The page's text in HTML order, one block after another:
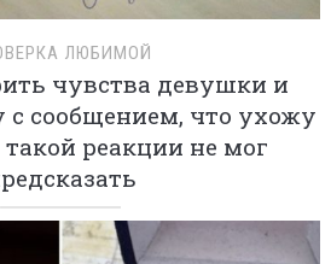
ЛЮБИМОЙ
чувства девушки и
с сообщением, что ухожу
такой реакции не мог